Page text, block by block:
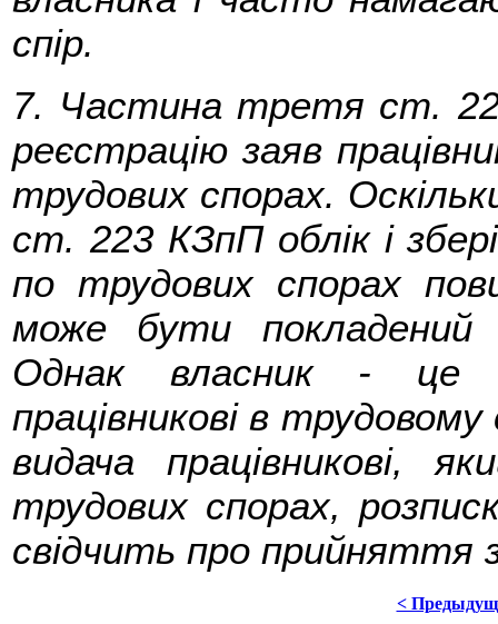
спір.
7. Частина третя ст.
реєстрацію заяв
трудових спорах.
ст. 223 КЗпП облік і
по трудових спорах
може бути покладений
Однак власник - це
працівникові в
видача працівникові,
трудових спорах,
свідчить про прийняття
<